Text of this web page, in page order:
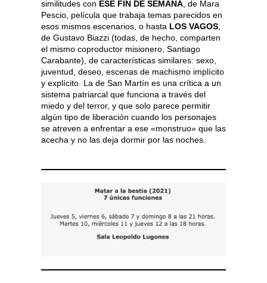
similitudes con ESE FIN DE SEMANA , de Mara
Pescio, película que trabaja temas parecidos en
esos mismos escenarios, o hasta LOS VAGOS
de Gustavo Biazzi (todas, de hecho, comparten
el mismo coproductor misionero, Santiago
Carabante), de características similares: sexo,
juventud, deseo, escenas de machismo implícito
y explícito. La de San Martín es una crítica a un
sistema patriarcal que funciona a través del
miedo y del terror, y que solo parece permitir
algún tipo de liberación cuando los personajes
se atreven a enfrentar a ese «monstruo» que las
acecha y no las deja dormir por las noches.